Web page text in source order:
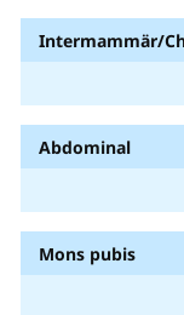
Intermammär/
Abdominal
Mons pubis